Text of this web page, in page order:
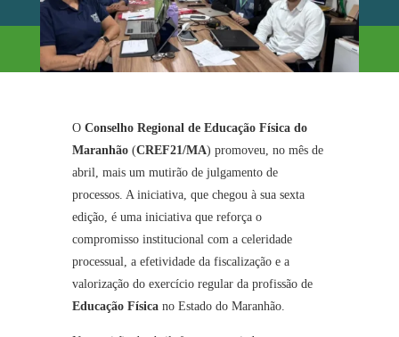
O Conselho Regional de Educação Física do
Maranhão(CREF21/MA) promoveu, no mês de
abril, mais um mutirão de julgamento de
processos. A iniciativa, que chegou à sua sexta
edição, é uma iniciativa que reforça o
compromisso institucional com a celeridade
processual, a efetividade da fiscalização e a
valorização do exercício regular da profissão de
Educação Físicano Estado do Maranhão.